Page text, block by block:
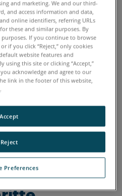
Französisch Italienisch
Portugiesisch Spanisch
and marketing. We and our third-
and access information and data,
online identifiers, referring URLs
these and similar purposes. By
purposes. If you continue to browse
if you click “Reject,” only cookies
website features and
this site or clicking “Accept,”
you acknowledge and agree to our
link in the footer of this website,
.
Preferences
Reject
Accept